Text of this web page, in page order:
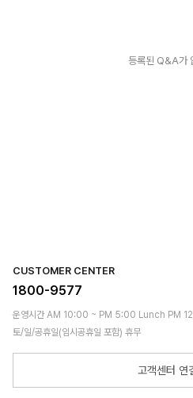
등록된 Q&A가
CUSTOMER CENTER
1800-9577
운영시간 AM 10:00 ~ PM 5:00 Lunch PM
토/일/공휴일(임시공휴일 포함) 휴무
고객센터 연